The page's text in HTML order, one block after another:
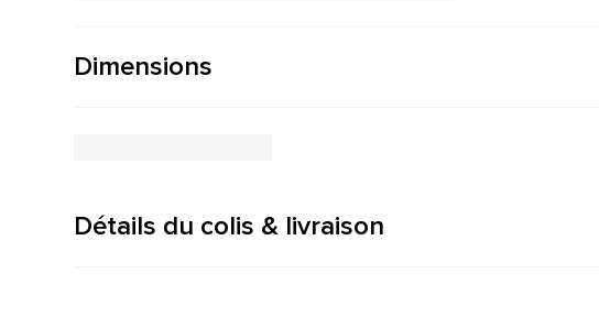
Dimensions
Détails du colis & livraison